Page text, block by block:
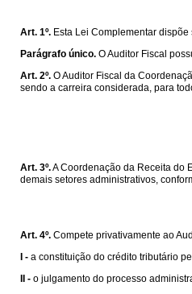
Art. 1º. Esta Lei Complementar
Parágrafo único. O Auditor Fiscal
Art. 2º. O Auditor Fiscal da
sendo a carreira considerada, para
Art. 3º.A Coordenação da Receita do
demais setores administrativos,
Art. 4º. Compete privativamente ao
I - a constituição do crédito tributário
II - o julgamento do processo